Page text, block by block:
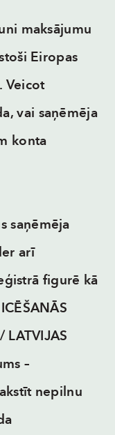
maksājumu
Eiropas
Veicot
vai saņēmēja
konta
saņēmēja
arī
figurē kā
LATVIJAS
–
nepilnu